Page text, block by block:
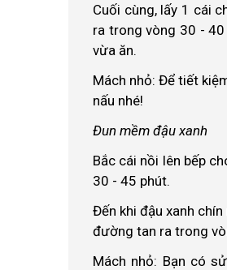
Cuối cùng, lấy 1 cái
ra trong vòng 30 -
vừa ăn.
Mách nhỏ: Để tiết
nấu nhé!
Đun mềm đậu xanh
Bắc cái nồi lên bếp
30 - 45 phút.
Đến khi đậu xanh
đường tan ra trong
Mách nhỏ: Bạn có